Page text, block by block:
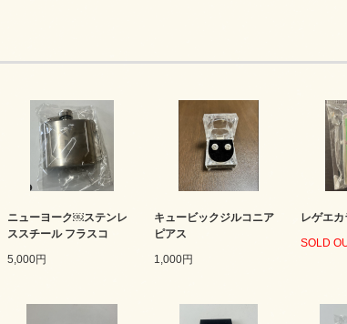
ニューヨーク￼ステンレ
ススチール フラスコ
5,000円
キュービックジルコニア
ピアス
1,000円
レゲエ
SOLD